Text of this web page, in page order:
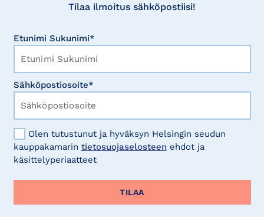
Tilaa ilmoitus sähköpostiisi!
Etunimi Sukunimi*
Sähköpostiosoite*
Olen tutustunut ja hyväksyn Helsingin seudun
kauppakamarin tietosuojaselosteen ehdot ja
käsittelyperiaatteet